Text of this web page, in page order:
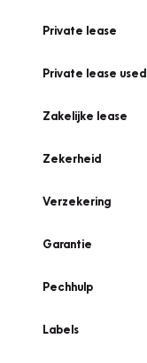
Private lease
Private lease used
Zakelijke lease
Zekerheid
Verzekering
Garantie
Pechhulp
Labels